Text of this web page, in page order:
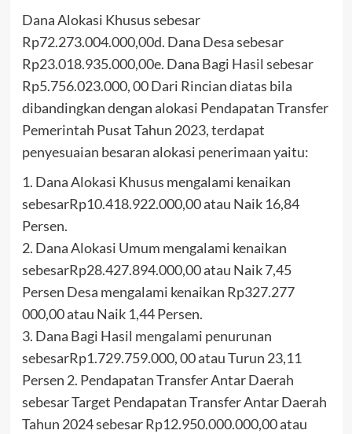
Dana Alokasi Khusus sebesar
Rp72.273.004.000,00d. Dana Desa sebesar
Rp23.018.935.000,00e. Dana Bagi Hasil sebesar
Rp5.756.023.000, 00 Dari Rincian diatas bila
dibandingkan dengan alokasi Pendapatan Transfer
Pemerintah Pusat Tahun 2023, terdapat
penyesuaian besaran alokasi penerimaan yaitu:
1. Dana Alokasi Khusus mengalami kenaikan
sebesarRp10.418.922.000,00 atau Naik 16,84
Persen.
2. Dana Alokasi Umum mengalami kenaikan
sebesarRp28.427.894.000,00 atau Naik 7,45
Persen Desa mengalami kenaikan Rp327.277
000,00 atau Naik 1,44 Persen.
3. Dana Bagi Hasil mengalami penurunan
sebesarRp1.729.759.000, 00 atau Turun 23,11
Persen 2. Pendapatan Transfer Antar Daerah
sebesar Target Pendapatan Transfer Antar Daerah
Tahun 2024 sebesar Rp12.950.000.000,00 atau